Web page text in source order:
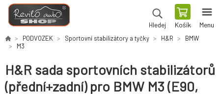
Hledej Košík Menu
PODVOZEK Sportovní stabilizátory a tyčky H&R
BMW
M3
H&R sada sportovních stabilizátorů
(přední+zadní) pro BMW M3 (E90,